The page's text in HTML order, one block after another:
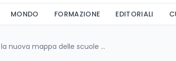
MONDO FORMAZIONE EDITORIALI
Zanzibar 2028: la nuova mappa delle scuole internazionali in Africa